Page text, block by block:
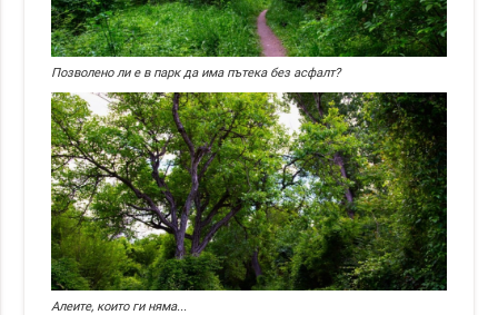
Позволено ли е в парк да има пътека без асфалт?
Алеите, които ги няма...